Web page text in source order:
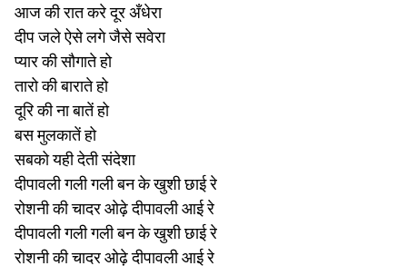
आज की रात करे दूर अँधेरा
दीप जले ऐसे लगे जैसे सवेरा
प्यार की सौगाते हो
तारो की बाराते हो
दूरि की ना बातें हो
बस मुलकातें हो
सबको यही देती संदेशा
दीपावली गली गली बन के खुशी छाई रे
रोशनी की चादर ओढ़े दीपावली आई रे
दीपावली गली गली बन के खुशी छाई रे
रोशनी की चादर ओढ़े दीपावली आई रे